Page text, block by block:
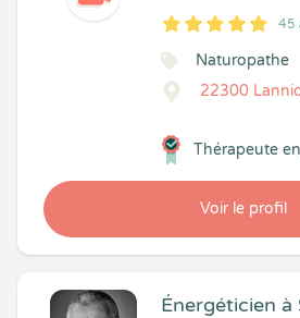
5
1
5
45 45
Naturopathe
22300
Voir le profil
Thérapeute
Énergéticien à